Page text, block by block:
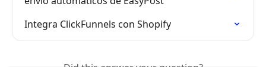
Integra ClickFunnels con Shopify